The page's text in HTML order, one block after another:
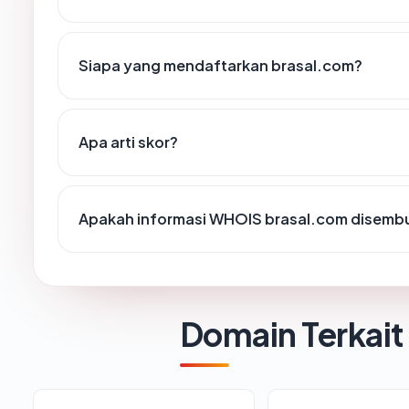
Siapa yang mendaftarkan brasal.com?
Apa arti skor?
Apakah informasi WHOIS brasal.com
Domain Terkait